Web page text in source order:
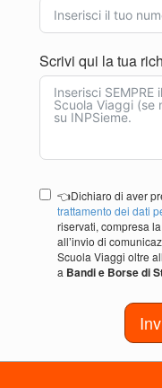
Scrivi qui la tua
👈Dichiaro di aver
trattamento dei dati
riservati, compresa
all’invio di
Scuola Viaggi oltre
a Bandi e Borse di